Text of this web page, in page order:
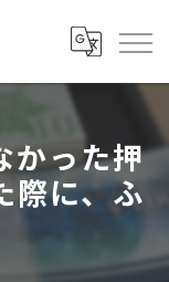
かった押
際に、ふ